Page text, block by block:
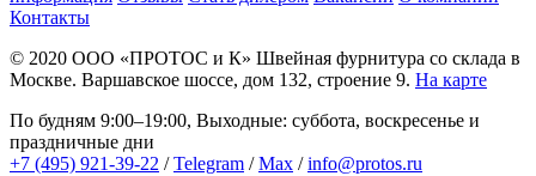
Контакты
© 2020 ООО «ПРОТОС и К» Швейная фурнитура со склада в
Москве. Варшавское шоссе, дом 132, строение 9. На карте
По будням 9:00–19:00, Выходные: суббота, воскресенье и
праздничные дни
+7 (495) 921-39-22 /Telegram /Max /info@protos.ru